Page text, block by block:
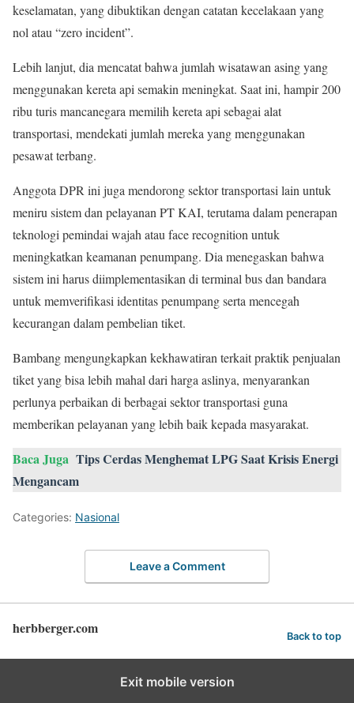
keselamatan, yang dibuktikan dengan catatan kecelakaan yang
nol atau “zero incident”.
Lebih lanjut, dia mencatat bahwa jumlah wisatawan asing yang
menggunakan kereta api semakin meningkat. Saat ini, hampir 200
ribu turis mancanegara memilih kereta api sebagai alat
transportasi, mendekati jumlah mereka yang menggunakan
pesawat terbang.
Anggota DPR ini juga mendorong sektor transportasi lain untuk
meniru sistem dan pelayanan PT KAI, terutama dalam penerapan
teknologi pemindai wajah atau face recognition untuk
meningkatkan keamanan penumpang. Dia menegaskan bahwa
sistem ini harus diimplementasikan di terminal bus dan bandara
untuk memverifikasi identitas penumpang serta mencegah
kecurangan dalam pembelian tiket.
Bambang mengungkapkan kekhawatiran terkait praktik penjualan
tiket yang bisa lebih mahal dari harga aslinya, menyarankan
perlunya perbaikan di berbagai sektor transportasi guna
memberikan pelayanan yang lebih baik kepada masyarakat.
Baca Juga Tips Cerdas Menghemat LPG Saat Krisis Energi
Mengancam
Categories: Nasional
Leave a Comment
herbberger.com Back to top
Exit mobile version